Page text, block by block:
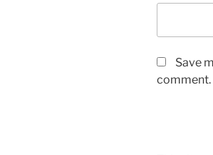
Save
comment.